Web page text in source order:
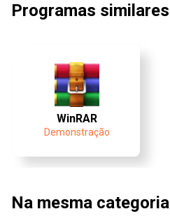
Programas similares
WinRAR
Demonstração
Na mesma categoria